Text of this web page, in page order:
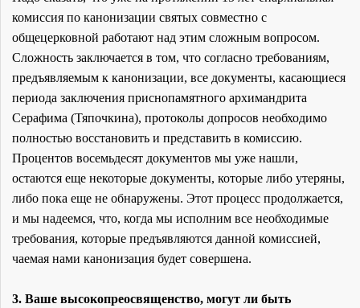
комиссия по канонизации святых совместно с
общецерковной работают над этим сложным вопросом.
Сложность заключается в том, что согласно требованиям,
предъявляемым к канонизации, все документы, касающиеся
периода заключения приснопамятного архимандрита
Серафима (Тяпочкина), протоколы допросов необходимо
полностью восстановить и представить в комиссию.
Процентов восемьдесят документов мы уже нашли,
остаются еще некоторые документы, которые либо утеряны,
либо пока еще не обнаружены. Этот процесс продолжается,
и мы надеемся, что, когда мы исполним все необходимые
требования, которые предъявляются данной комиссией,
чаемая нами канонизация будет совершена.
3. Ваше высокопреосвященство, могут ли быть